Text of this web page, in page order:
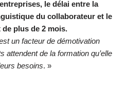
le délai entre la
du collaborateur et le
plus de 2 mois.
un facteur de démotivation
attendent de la formation qu’elle
besoins. »